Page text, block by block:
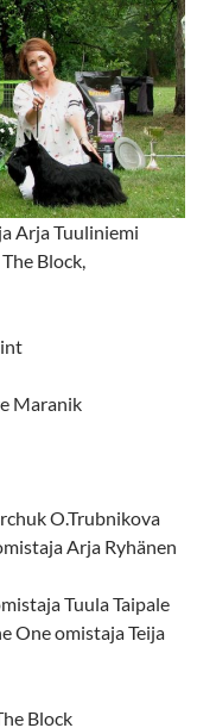
Arja Tuuliniemi
Block,
Maranik
O.Trubnikova
Arja Ryhänen
Tuula Taipale
One omistaja Teija
Block